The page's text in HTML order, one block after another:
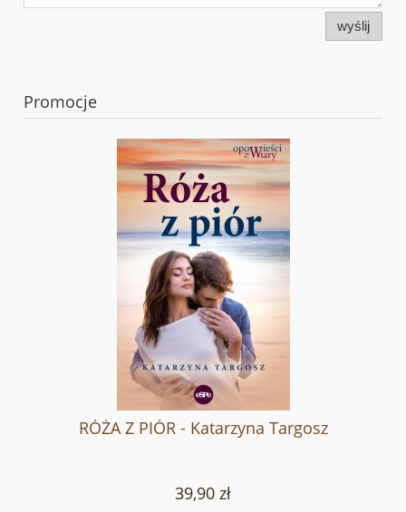
wyślij
Promocje
RÓŻA Z PIÓR - Katarzyna Targosz
39,90 zł